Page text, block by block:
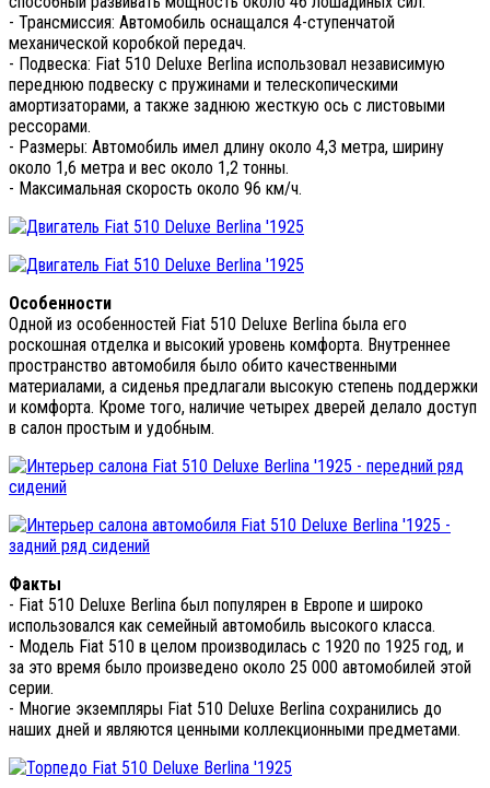
- Трансмиссия: Автомобиль оснащался 4-ступенчатой
механической коробкой передач.
- Подвеска: Fiat 510 Deluxe Berlina использовал независимую
переднюю подвеску с пружинами и телескопическими
амортизаторами, а также заднюю жесткую ось с листовыми
рессорами.
- Размеры: Автомобиль имел длину около 4,3 метра, ширину
около 1,6 метра и вес около 1,2 тонны.
- Максимальная скорость около 96 км/ч.
Особенности
Одной из особенностей Fiat 510 Deluxe Berlina была его
роскошная отделка и высокий уровень комфорта. Внутреннее
пространство автомобиля было обито качественными
материалами, а сиденья предлагали высокую степень поддержки
и комфорта. Кроме того, наличие четырех дверей делало доступ
в салон простым и удобным.
Факты
- Fiat 510 Deluxe Berlina был популярен в Европе и широко
использовался как семейный автомобиль высокого класса.
- Модель Fiat 510 в целом производилась с 1920 по 1925 год, и
за это время было произведено около 25 000 автомобилей этой
серии.
- Многие экземпляры Fiat 510 Deluxe Berlina сохранились до
наших дней и являются ценными коллекционными предметами.